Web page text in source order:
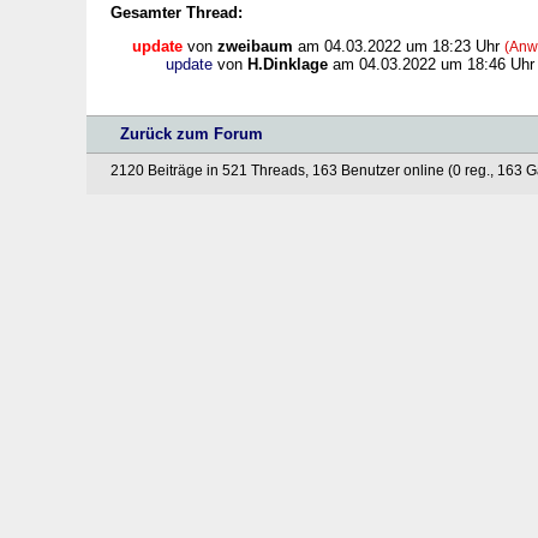
Gesamter Thread:
update von zweibaum am 04.03.2022 um 18:23 Uhr
update von H.Dinklage am 04.03.2022 um 18:46 Uhr
Zurück zum Forum
2120 Beiträge in 521 Threads, 163 Benutzer online (0 reg., 163